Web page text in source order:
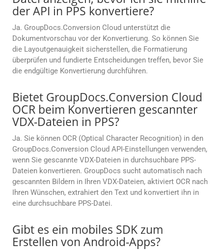
der API in PPS konvertiere?
Ja. GroupDocs.Conversion Cloud unterstützt die
Dokumentvorschau vor der Konvertierung. So können Sie
die Layoutgenauigkeit sicherstellen, die Formatierung
überprüfen und fundierte Entscheidungen treffen, bevor Sie
die endgültige Konvertierung durchführen.
Bietet GroupDocs.Conversion Cloud
OCR beim Konvertieren gescannter
VDX-Dateien in PPS?
Ja. Sie können OCR (Optical Character Recognition) in den
GroupDocs.Conversion Cloud API-Einstellungen verwenden,
wenn Sie gescannte VDX-Dateien in durchsuchbare PPS-
Dateien konvertieren. GroupDocs sucht automatisch nach
gescannten Bildern in Ihren VDX-Dateien, aktiviert OCR nach
Ihren Wünschen, extrahiert den Text und konvertiert ihn in
eine durchsuchbare PPS-Datei.
Gibt es ein mobiles SDK zum
Erstellen von Android-Apps?